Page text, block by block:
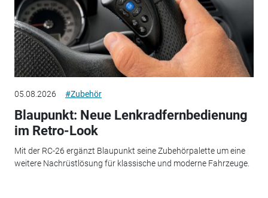
05.08.2026 #Zubehör
Blaupunkt: Neue Lenkradfernbedienung
im Retro-Look
Mit der RC-26 ergänzt Blaupunkt seine Zubehörpalette um eine
weitere Nachrüstlösung für klassische und moderne Fahrzeuge.